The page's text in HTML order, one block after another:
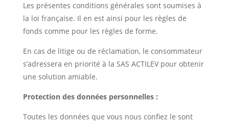
Les présentes conditions générales sont soumises à
la loi française. Il en est ainsi pour les règles de
fonds comme pour les règles de forme.
En cas de litige ou de réclamation, le consommateur
s’adressera en priorité à la SAS ACTILEV pour obtenir
une solution amiable.
Protection des données personnelles :
Toutes les données que vous nous confiez le sont